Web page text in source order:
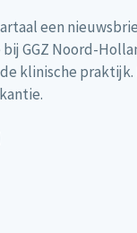
een
GGZ Noord-
klinische praktijk.